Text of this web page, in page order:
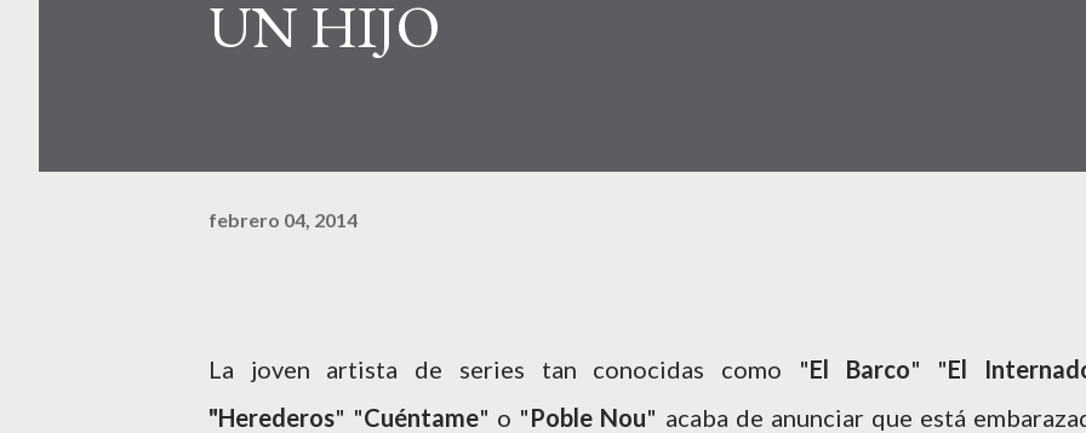
UN HIJO
febrero 04, 2014
La joven artista de series tan conocidas como "El Barco" "El
"Herederos" "Cuéntame" o "Poble Nou" acaba de anunciar que está